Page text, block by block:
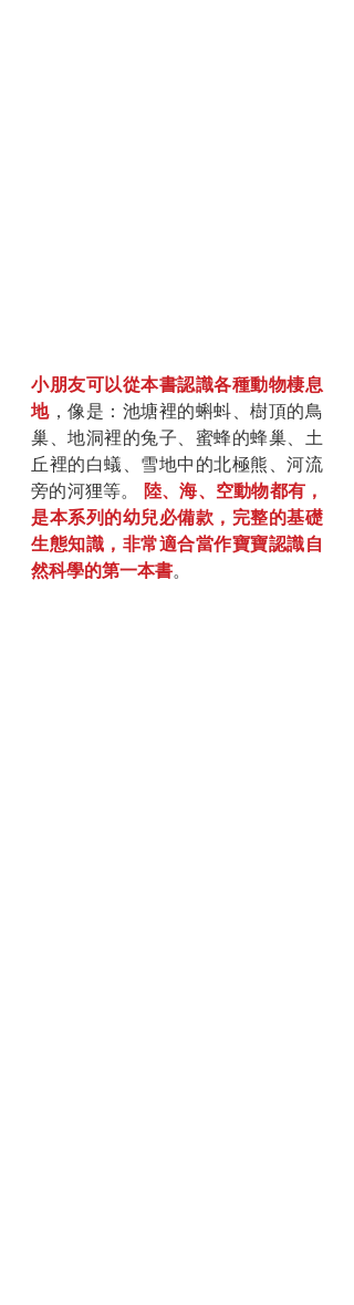
小朋友可以從本書認識各種動物棲息
地，像是：池塘裡的蝌蚪、樹頂的鳥
巢、地洞裡的兔子、蜜蜂的蜂巢、土
丘裡的白蟻、雪地中的北極熊、河流
旁的河狸等。
陸、海、空動物都有，
是本系列的幼兒必備款，完整的基礎
生態知識，非常適合當作寶寶認識自
然科學的第一本書。